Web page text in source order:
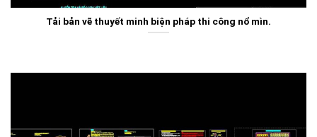
Tải bản vẽ thuyết minh biện pháp thi công nổ mìn.